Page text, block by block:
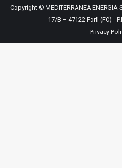
Copyright © MEDITERRANEA ENERGIA
17/B – 47122 Forlì (FC) -
Privacy